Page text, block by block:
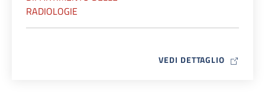
RADIOLOGIE
VEDI DETTAGLIO MAP ICON